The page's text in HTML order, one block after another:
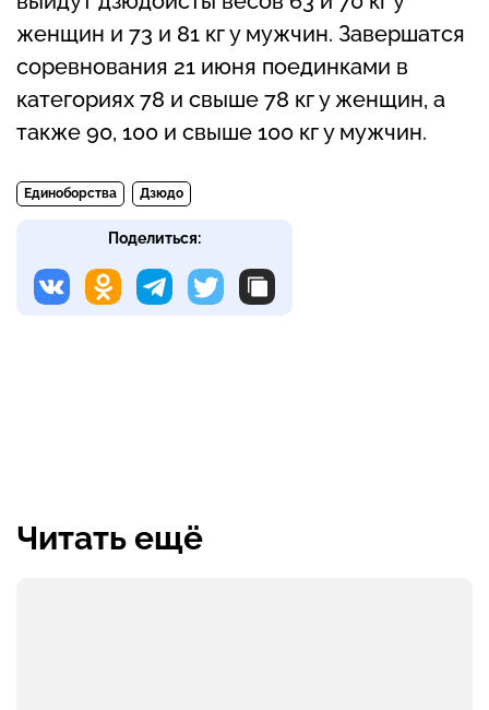
женщин и 73 и 81 кг у мужчин. Завершатся
соревнования 21 июня поединками в
категориях 78 и свыше 78 кг у женщин, а
также 90, 100 и свыше 100 кг у мужчин.
Единоборства Дзюдо
Поделиться:
Читать ещё